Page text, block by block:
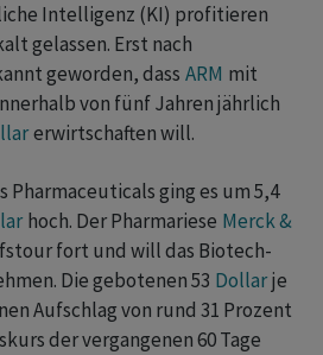
Intelligenz (KI) profitieren
gelassen. Erst nach
geworden, dass ARM mit
von fünf Jahren jährlich
erwirtschaften will.
Pharmaceuticals ging es um 5,4
hoch. Der Pharmariese Merck &
fort und will das Biotech-
Die gebotenen 53 Dollarje
Aufschlag von rund 31 Prozent
der vergangenen 60 Tage